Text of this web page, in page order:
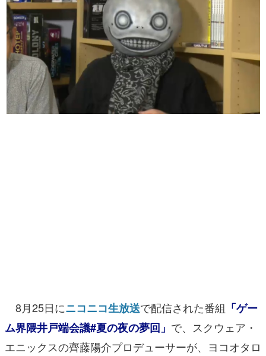
日本モバイルゲーム産業史
日本のモバイルゲーム史における主要なトピック・タイト
ルを網羅するほか、開発者へのインタビューや識者による
解説を掲載。約20年の歴史が一望できる決定版！
若ゲのいたり〜ゲームクリエイターの青春〜
『うつヌケ』『ペンと箸』等で知られるマンガ家・田中圭
一先生によるゲーム業界レポートマンガです。
なんでゲームは面白い？
アプリレビュー
その他
8月25日にニコニコ生放送で配信された番組 「ゲー
ム界隈井戸端会議#夏の夜の夢回」 で、スクウェア・
エニックスの齊藤陽介プロデューサーが、ヨコオタロ